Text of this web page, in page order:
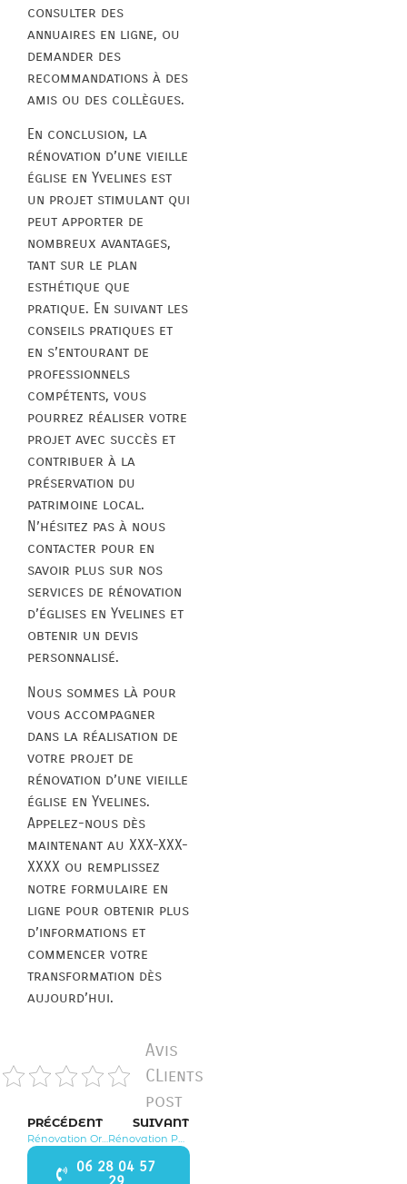
consulter des
annuaires en ligne, ou
demander des
recommandations à des
amis ou des collègues.
En conclusion, la
rénovation d’une vieille
église en Yvelines est
un projet stimulant qui
peut apporter de
nombreux avantages,
tant sur le plan
esthétique que
pratique. En suivant les
conseils pratiques et
en s’entourant de
professionnels
compétents, vous
pourrez réaliser votre
projet avec succès et
contribuer à la
préservation du
patrimoine local.
N’hésitez pas à nous
contacter pour en
savoir plus sur nos
services de rénovation
d’églises en Yvelines et
obtenir un devis
personnalisé.
Nous sommes là pour
vous accompagner
dans la réalisation de
votre projet de
rénovation d’une vieille
église en Yvelines.
Appelez-nous dès
maintenant au XXX-XXX-
XXXX ou remplissez
notre formulaire en
ligne pour obtenir plus
d’informations et
commencer votre
transformation dès
aujourd’hui.
Avis
CLients
post
PRÉCÉDENT SUIVANT
06 28 04 57